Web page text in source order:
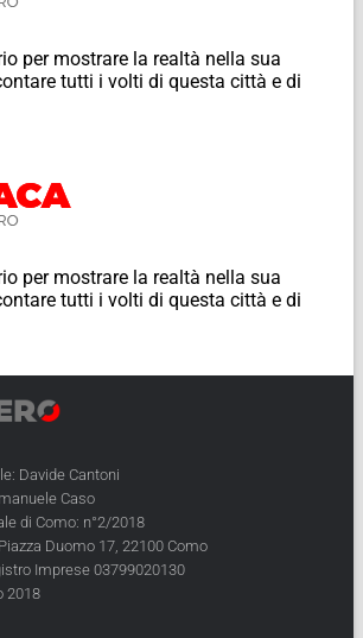
per mostrare la realtà nella sua
tutti i volti di questa città e di
per mostrare la realtà nella sua
tutti i volti di questa città e di
Davide Cantoni
Caso
di Como: n°2/2018
Duomo 17, 22100 Como
Imprese 03799020130
2018